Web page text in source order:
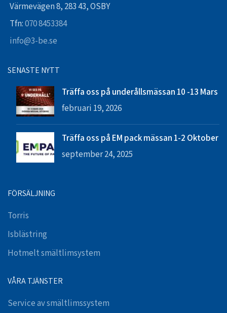
Värmevägen 8, 283 43, OSBY
Tfn:070 8453384
info@3-be.se
SENASTE NYTT
Träffa oss på underållsmässan 10 -13 Mars
februari 19, 2026
Träffa oss på EM pack mässan 1-2 Oktober
september 24, 2025
FÖRSÄLJNING
Torris
Isblästring
Hotmelt smältlimsystem
VÅRA TJÄNSTER
Service av smältlimssystem